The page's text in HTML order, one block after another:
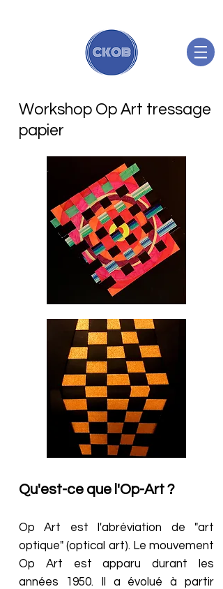
Workshop Op Art tressage
papier
Qu'est-ce que l'Op-Art ?
Op Art est l'abréviation de "art
optique" (optical art). Le mouvement
Op Art est apparu durant les
années 1950. Il a évolué à partir